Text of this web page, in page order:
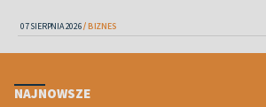
07 SIERPNIA 2026 BIZNES
NAJNOWSZE